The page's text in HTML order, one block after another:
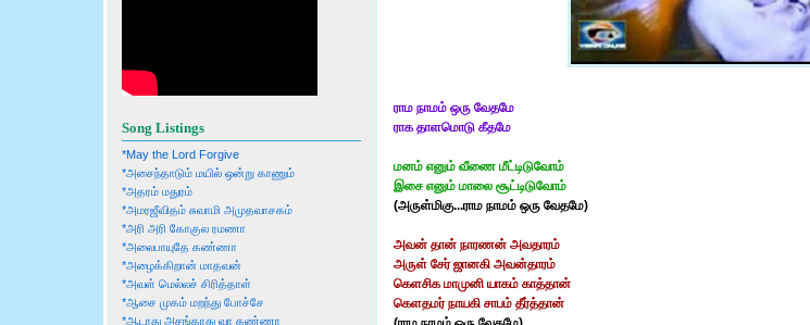
Song Listings
*May the Lord Forgive
*அசைந்தாடும் மயில் ஒன்று காணும்
*அதரம் மதுரம்
*அமரஜீவிதம் சுவாமி அமுதவாசகம்
*அரி அரி கோகுல ரமணா
*அலைபாயுதே கண்ணா
*அழைக்கிறான் மாதவன்
*அவள் மெல்லச் சிரித்தாள்
*ஆசை முகம் மறந்து போச்சே
*ஆடாது அசங்காது வா கண்ணா
ராம நாமம் ஒரு வேதமே
ராக தாளமொடு கீதமே
மனம் எனும் வீணை மீட்டிடுவோம்
இசை எனும் மாலை சூட்டிடுவோம்
(அருள்மிகு...ராம நாமம் ஒரு வேதமே)
அவன் தான் நாரணன் அவதாரம்
அருள் சேர் ஜானகி அவன்தாரம்
கெளசிக மாமுனி யாகம் காத்தான்
கெளதமர் நாயகி சாபம் தீர்த்தான்